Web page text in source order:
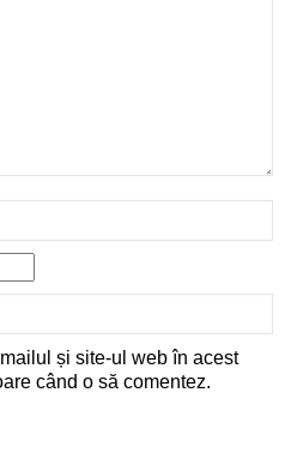
și site-ul web în acest
când o să comentez.